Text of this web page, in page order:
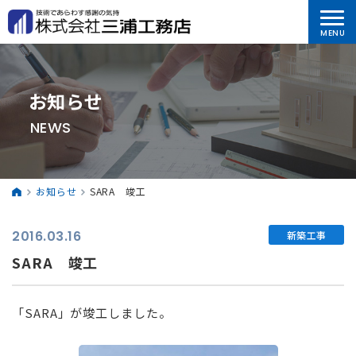
お知らせ
NEWS
お知らせ SARA 竣工
2016.03.16 新築工事
SARA 竣工
「SARA」が竣工しました。